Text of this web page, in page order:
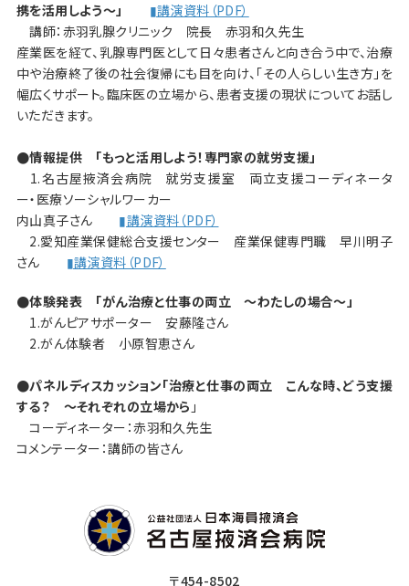
携を活用しよう～」
▮講演資料（PDF）
講師：赤羽乳腺クリニック 院長 赤羽和久先生
産業医を経て、乳腺専門医として日々患者さんと向き合う中で、治療
中や治療終了後の社会復帰にも目を向け、「その人らしい生き方」を
幅広くサポート。臨床医の立場から、患者支援の現状についてお話し
いただきます。
●情報提供 「もっと活用しよう！専門家の就労支援」
1.名古屋掖済会病院 就労支援室 両立支援コーディネータ
ー・医療ソーシャルワーカー
内山真子さん ▮講演資料（PDF）
2.愛知産業保健総合支援センター 産業保健専門職 早川明子
さん ▮講演資料（PDF）
●体験発表 「がん治療と仕事の両立 ～わたしの場合～」
1.がんピアサポーター 安藤隆さん
2.がん体験者 小原智恵さん
●パネルディスカッション「治療と仕事の両立 こんな時、どう支援
する？ ～それぞれの立場から 」
コーディネーター：赤羽和久先生
コメンテーター：講師の皆さん
〒454-8502